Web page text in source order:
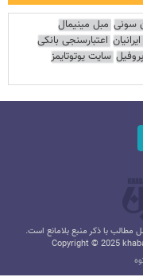
سونی مبل مینیمال
اعتبارسنجی بانکی
سایت یوتوتایمز
با ذکر منبع بلامانع است.
Copyright © 2025